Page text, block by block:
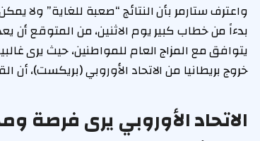
واعترف ستارمر بأن النتائج “صعبة للغاية” ولا
بدءاً من خطاب كبير يوم الاثنين، من المتوقع أن
يتوافق مع المزاج العام للمواطنين، حيث يرى
خروج بريطانيا من الاتحاد الأوروبي (بريكست)، أن
الاتحاد الأوروبي يرى